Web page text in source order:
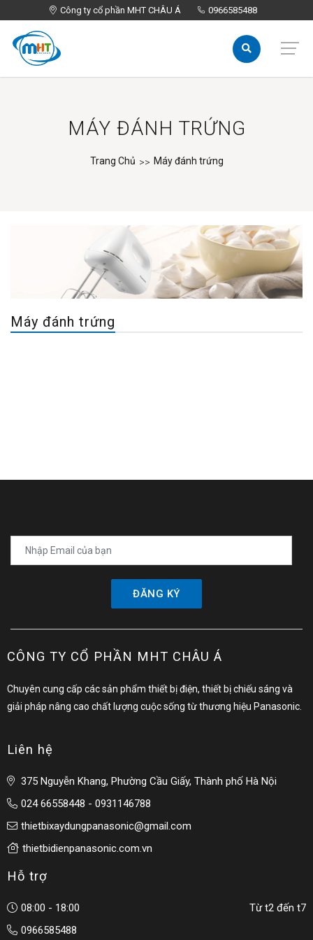
Công ty cổ phần MHT CHÂU Á 0966585488
Công ty cổ phần MHT CHÂU Á 0966585488
MÁY ĐÁNH TRỨNG
Trang Chủ Máy đánh trứng
Máy đánh trứng
ĐĂNG KÝ
CÔNG TY CỔ PHẦN MHT CHÂU Á
Chuyên cung cấp các sản phẩm thiết bị điện, thiết bị chiếu sáng và
giải pháp nâng cao chất lượng cuộc sống từ thương hiệu Panasonic.
Liên hệ
375 Nguyễn Khang, Phường Cầu Giấy, Thành phố Hà Nội
024 66558448 - 0931146788
thietbixaydungpanasonic@gmail.com
thietbidienpanasonic.com.vn
Hỗ trợ
08:00 - 18:00
Từ t2 đến t7
0966585488